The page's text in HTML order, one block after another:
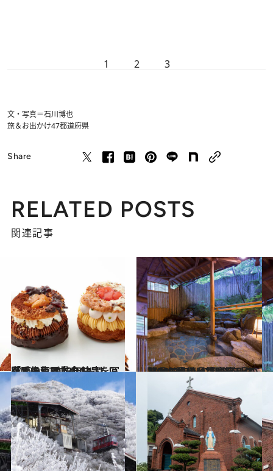
1 2 3
文・写真＝石川博也
旅＆お出かけ47都道府県
Share
RELATED POSTS
関連記事
2022.12.23
【画像】2023年決定版！ 東日本のおいしい「手みやげ」全63品を写真で一気に見る！
グルメ 2022.9.3
【2022年】47都道府県の ひとりにいい温泉宿リスト118選！ ～福岡県＆佐賀県＆長崎県篇～
旅＆お出かけ